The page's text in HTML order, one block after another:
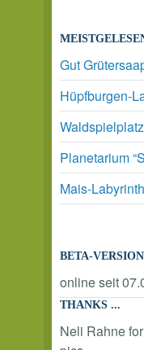
Gut
Hüpfburgen-
Planetarium
Mais-
BETA-VERSION
online seit
THANKS ...
Neli Rahne